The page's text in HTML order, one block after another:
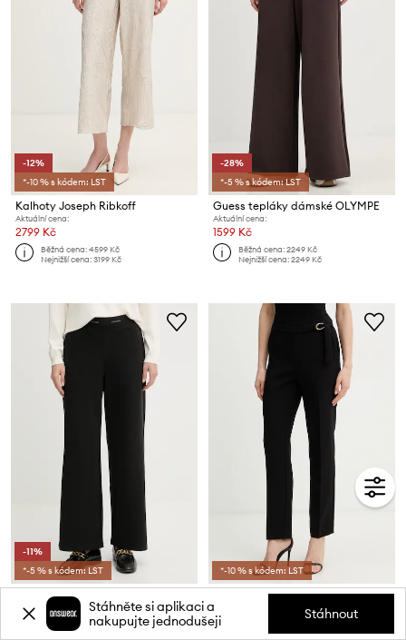
-12%
*-10 % s kódem: LST
Kalhoty Joseph Ribkoff
Aktuální cena:
2799 Kč
Běžná cena:4599 Kč
Nejnižší cena:3199 Kč
-28%
*-5 % s kódem: LST
Guess tepláky dámské OLYMPE
Aktuální cena:
1599 Kč
Běžná cena:2249 Kč
Nejnižší cena:2249 Kč
-11%
*-5 % s kódem: LST
Kalhoty Calvin Klein Jeans
Aktuální cena:
1499 Kč
*-10 % s kódem: LST
Kalhoty Marciano by Guess ZAIRA
Aktuální cena:
2499 Kč
Běžná cena:4699 Kč
Stáhněte si aplikaci a
nakupujte jednodušeji
Stáhnout